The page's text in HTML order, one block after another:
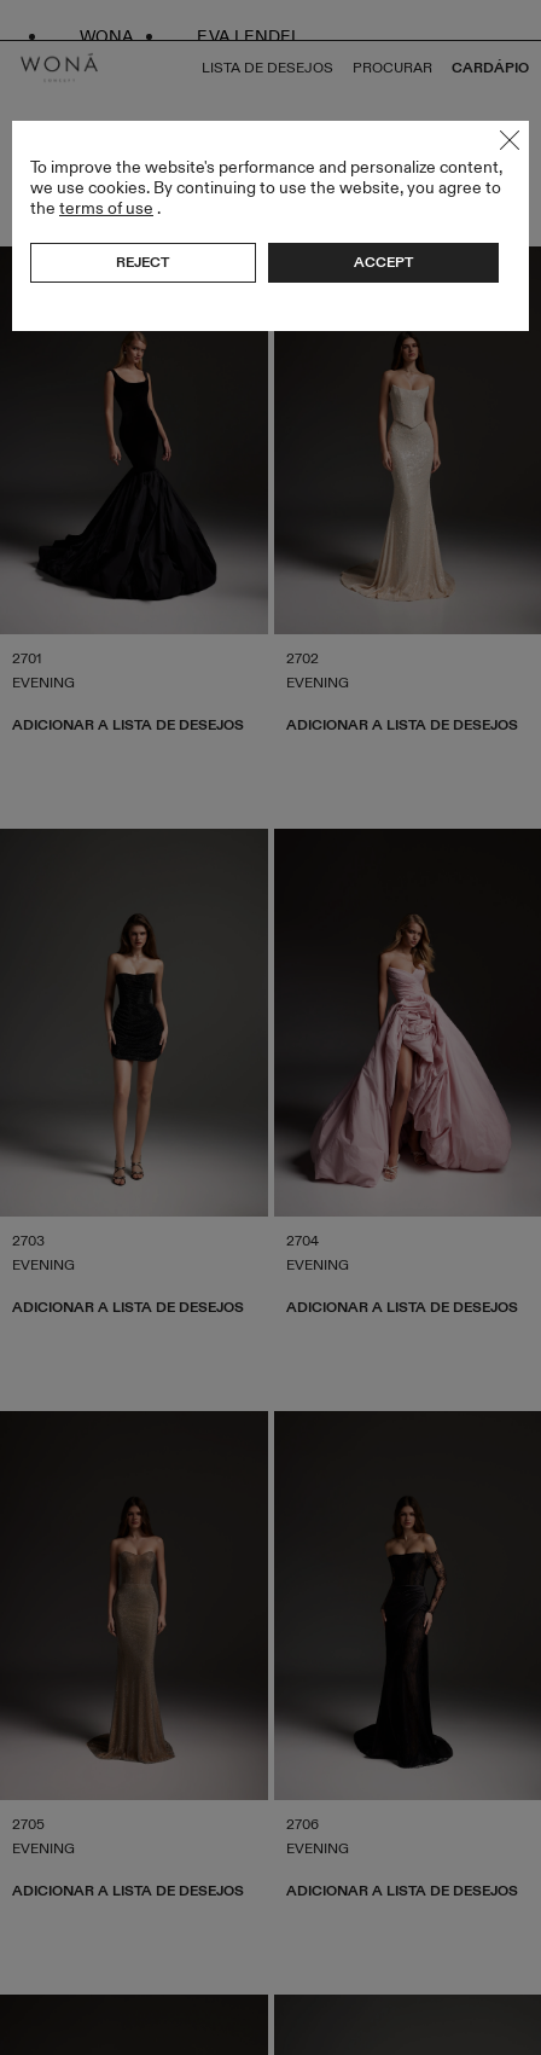
WONA EVA LENDEL
LISTA DE DESEJOS PROCURAR CARDÁPIO
THE RED CARPET DROP
UNID (18)
2701
EVENING
ADICIONAR A LISTA DE DESEJOS
2702
EVENING
ADICIONAR A LISTA DE DESEJOS
2703
EVENING
ADICIONAR A LISTA DE DESEJOS
2704
EVENING
ADICIONAR A LISTA DE DESEJOS
2705
EVENING
ADICIONAR A LISTA DE DESEJOS
2706
EVENING
ADICIONAR A LISTA DE DESEJOS
To improve the website's performance and personalize content,
we use cookies. By continuing to use the website, you agree to
the terms of use .
REJECT ACCEPT